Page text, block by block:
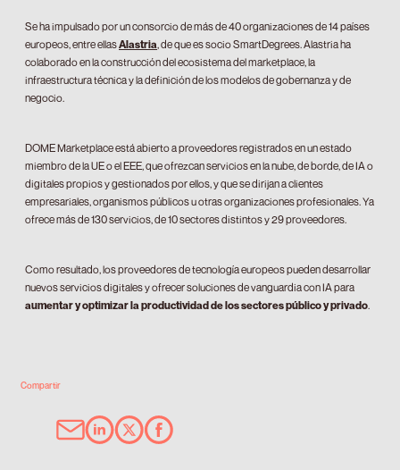
Se ha impulsado por un consorcio de más de 40 organizaciones de 14 países
europeos, entre ellasAlastria, de que es socio SmartDegrees. Alastria ha
colaborado en la construcción del ecosistema del marketplace, la
infraestructura técnica y la definición de los modelos de gobernanza y de
negocio.
DOME Marketplace está abierto a proveedores registrados en un estado
miembro de la UE o el EEE, que ofrezcan servicios en la nube, de borde, de IA o
digitales propios y gestionados por ellos, y que se dirijan a clientes
empresariales, organismos públicos u otras organizaciones profesionales. Ya
ofrece más de 130 servicios, de 10 sectores distintos y 29 proveedores.
Como resultado, los proveedores de tecnología europeos pueden desarrollar
nuevos servicios digitales y ofrecer soluciones de vanguardia con IA para
aumentar y optimizar la productividad de los sectores público y privado.
Compartir